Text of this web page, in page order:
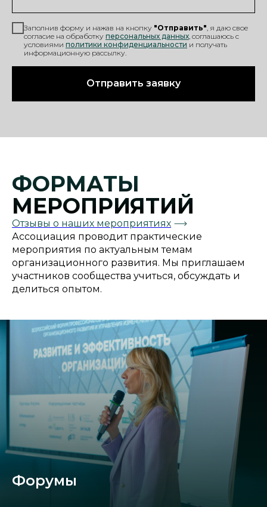
Заполнив форму и нажав на кнопку "Отправить" , я даю свое
согласие на обработку персональных данных , соглашаюсь с
условиями политики конфиденциальности и получать
информационную рассылку.
Отправить заявку
ФОРМАТЫ
МЕРОПРИЯТИЙ
Отзывы о наших мероприятиях
Ассоциация проводит практические
мероприятия по актуальным темам
организационного развития. Мы приглашаем
участников сообщества учиться, обсуждать и
делиться опытом.
Форумы